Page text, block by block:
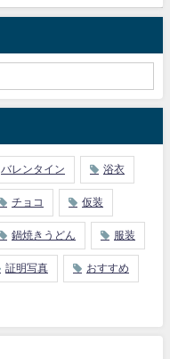
バレンタイン 浴衣
チョコ 仮装
鍋焼きうどん 服装
証明写真 おすすめ